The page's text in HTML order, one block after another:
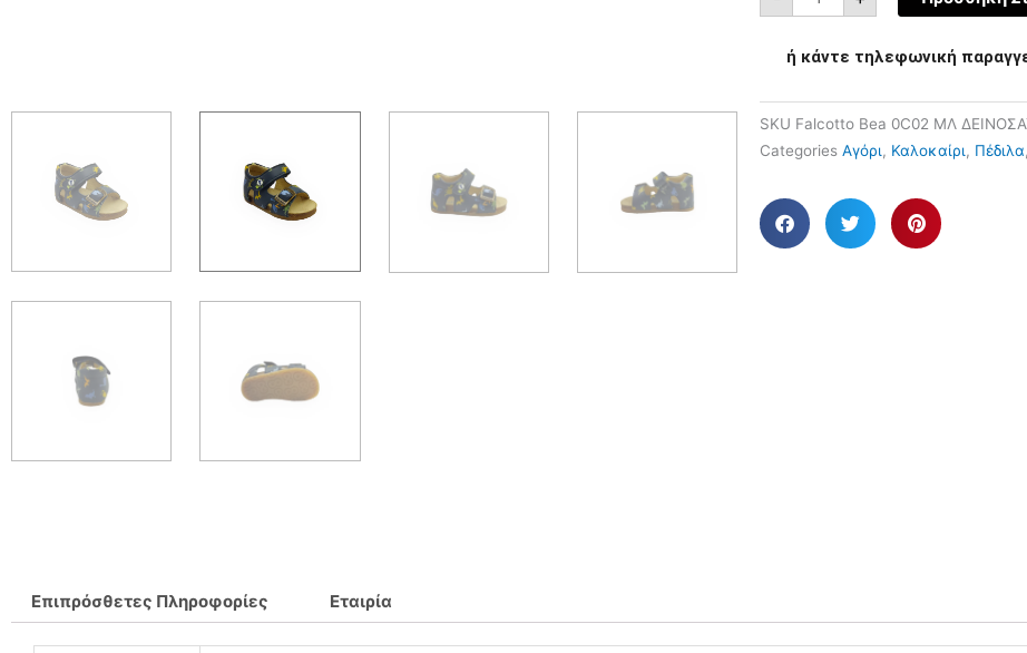
ή κάντε τηλεφωνική
SKU Falcotto Bea 0C02 ΜΛ
Categories Αγόρι, Καλοκαίρι, Πέδιλα
Επιπρόσθετες Πληροφορίες Εταιρία